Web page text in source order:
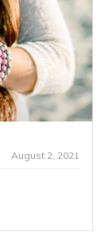
August 2, 2021